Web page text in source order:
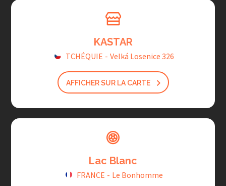
KASTAR
TCHÉQUIE - Velká Losenice 326
AFFICHER SUR LA CARTE
Lac Blanc
FRANCE - Le Bonhomme